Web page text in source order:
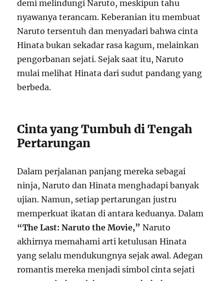
demi melindungi Naruto, meskipun tahu
nyawanya terancam. Keberanian itu membuat
Naruto tersentuh dan menyadari bahwa cinta
Hinata bukan sekadar rasa kagum, melainkan
pengorbanan sejati. Sejak saat itu, Naruto
mulai melihat Hinata dari sudut pandang yang
berbeda.
Cinta yang Tumbuh di Tengah
Pertarungan
Dalam perjalanan panjang mereka sebagai
ninja, Naruto dan Hinata menghadapi banyak
ujian. Namun, setiap pertarungan justru
memperkuat ikatan di antara keduanya. Dalam
“The Last: Naruto the Movie,” Naruto
akhirnya memahami arti ketulusan Hinata
yang selalu mendukungnya sejak awal. Adegan
romantis mereka menjadi simbol cinta sejati